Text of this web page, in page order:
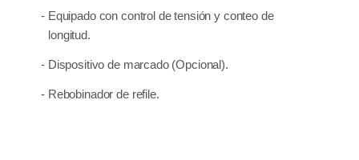
- Equipado con control de tensión y conteo de
longitud.
- Dispositivo de marcado (Opcional).
- Rebobinador de refile.